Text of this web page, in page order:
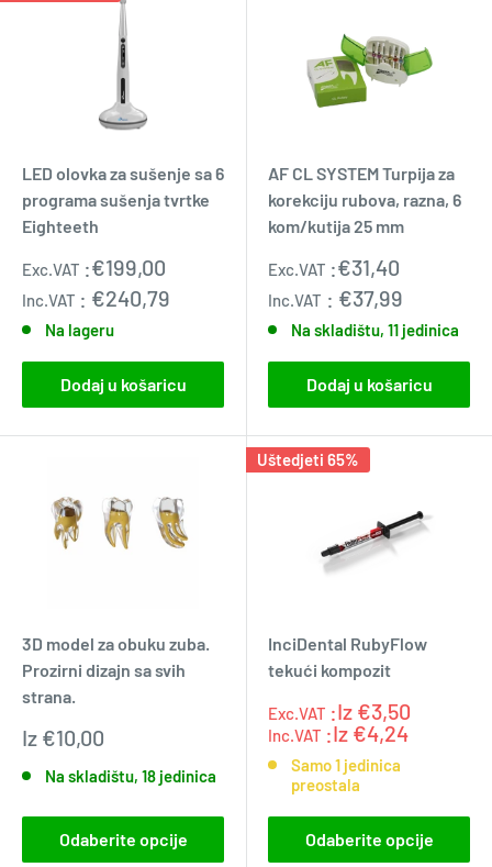
LED olovka za sušenje sa 6
programa sušenja tvrtke
Eighteeth
Standardna
cijena
Exc.VAT :€199,00
Inc.VAT : €240,79
Na lageru
Dodaj u košaricu
AF CL SYSTEM Turpija za
korekciju rubova, razna, 6
kom/kutija 25 mm
Prodajna
cijena
Exc.VAT :€31,40
Inc.VAT : €37,99
Na skladištu, 11 jedinica
Dodaj u košaricu
3D model za obuku zuba.
Prozirni dizajn sa svih
strana.
Prodajna
Iz €10,00
Na skladištu, 18 jedinica
Odaberite opcije
Uštedjeti 65%
InciDental RubyFlow
tekući kompozit
Exc.VAT
:0.0
Exc.VAT :Iz €3,50
Inc.VAT :Iz €4,24
Samo 1 jedinica
preostala
Odaberite opcije